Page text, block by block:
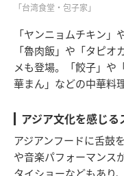
「台湾食堂・包子家」
「ヤンニョムチキン」
「魯肉飯」や「タピ
メも登場。「餃子」や
華まん」などの中華料
アジア文化を感じ
アジアンフードに舌鼓
や音楽パフォーマン
タイショーなどもあり